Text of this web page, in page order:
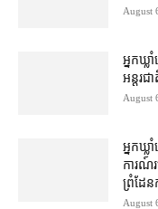
August
អ្នកឃ្ល
អន្តរជ
August
អ្នកឃ្
ការណ៍​
ព្រំដែន​
August